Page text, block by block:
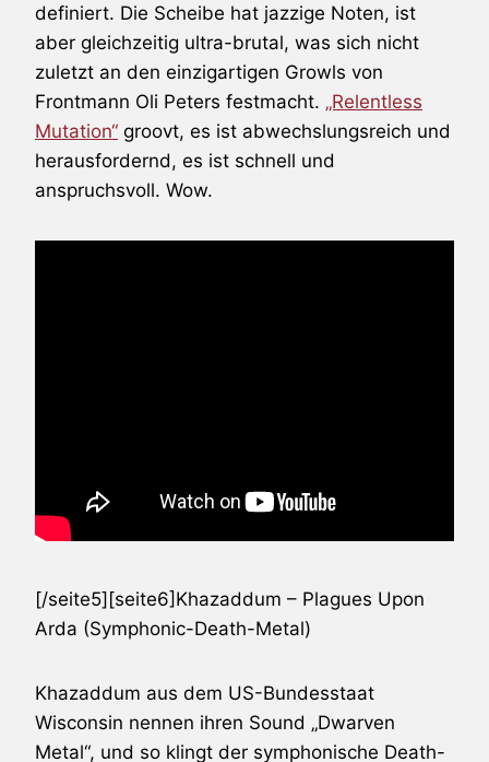
definiert. Die Scheibe hat jazzige Noten, ist
aber gleichzeitig ultra-brutal, was sich nicht
zuletzt an den einzigartigen Growls von
Frontmann Oli Peters festmacht. „Relentless
Mutation“ groovt, es ist abwechslungsreich und
herausfordernd, es ist schnell und
anspruchsvoll. Wow.
[/seite5][seite6] Khazaddum – Plagues Upon
Arda (Symphonic-Death-Metal)
Khazaddum aus dem US-Bundesstaat
Wisconsin nennen ihren Sound „Dwarven
Metal“, und so klingt der symphonische Death-